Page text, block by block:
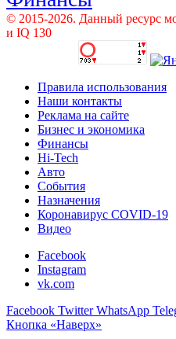
© 2015-2026. Данный ресурс
и IQ 130
Правила использования
Наши контакты
Реклама на сайте
Бизнес и экономика
Финансы
Hi-Tech
Авто
События
Назначения
Коронавирус COVID-19
Видео
Facebook
Instagram
vk.com
Facebook Twitter WhatsApp
Кнопка «Наверх»